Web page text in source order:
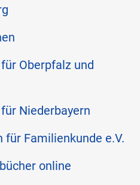
Oberpfalz und
Niederbayern
für Familienkunde e.V.
online